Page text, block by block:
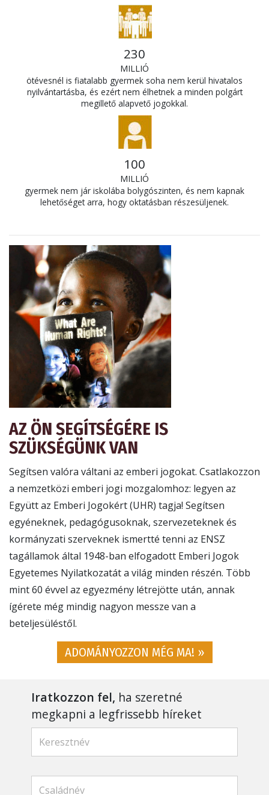
230
MILLIÓ
ötévesnél is fiatalabb gyermek soha nem kerül hivatalos
nyilvántartásba, és ezért nem élhetnek a minden polgárt
megillető alapvető jogokkal.
100
MILLIÓ
gyermek nem jár iskolába bolygószinten, és nem kapnak
lehetőséget arra, hogy oktatásban részesüljenek.
AZ ÖN SEGÍTSÉGÉRE IS
SZÜKSÉGÜNK VAN
Segítsen valóra váltani az emberi jogokat. Csatlakozzon
a nemzetközi emberi jogi mozgalomhoz: legyen az
Együtt az Emberi Jogokért (UHR) tagja! Segítsen
egyéneknek, pedagógusoknak, szervezeteknek és
kormányzati szerveknek ismertté tenni az ENSZ
tagállamok által 1948-ban elfogadott Emberi Jogok
Egyetemes Nyilatkozatát a világ minden részén. Több
mint 60 évvel az egyezmény létrejötte után, annak
ígérete még mindig nagyon messze van a
beteljesüléstől.
ADOMÁNYOZZON MÉG MA! »
Iratkozzon fel, ha szeretné
megkapni a legfrissebb híreket